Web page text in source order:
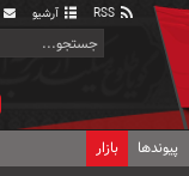
آرشیو
پیوندها بازار